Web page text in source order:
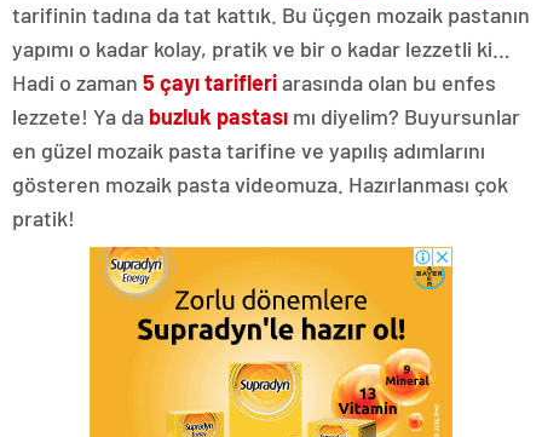
tarifinin tadına da tat kattık. Bu üçgen mozaik pastanın
yapımı o kadar kolay, pratik ve bir o kadar lezzetli ki…
Hadi o zaman 5 çayı tarifleriarasında olan bu enfes
lezzete! Ya da buzluk pastası mı diyelim? Buyursunlar
en güzel mozaik pasta tarifine ve yapılış adımlarını
gösteren mozaik pasta videomuza. Hazırlanması çok
pratik!